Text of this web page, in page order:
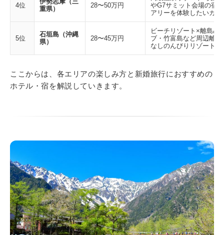
4位
重県）
28〜50万円
やG7サミット会場の宿
アリーを体験したいカッ
5位
石垣島（沖縄
県）
28〜45万円
ビーチリゾート×離島め
ブ・竹富島など周辺離
なしのんびりリゾート
ここからは、各エリアの楽しみ方と新婚旅行におすすめの
ホテル・宿を解説していきます。